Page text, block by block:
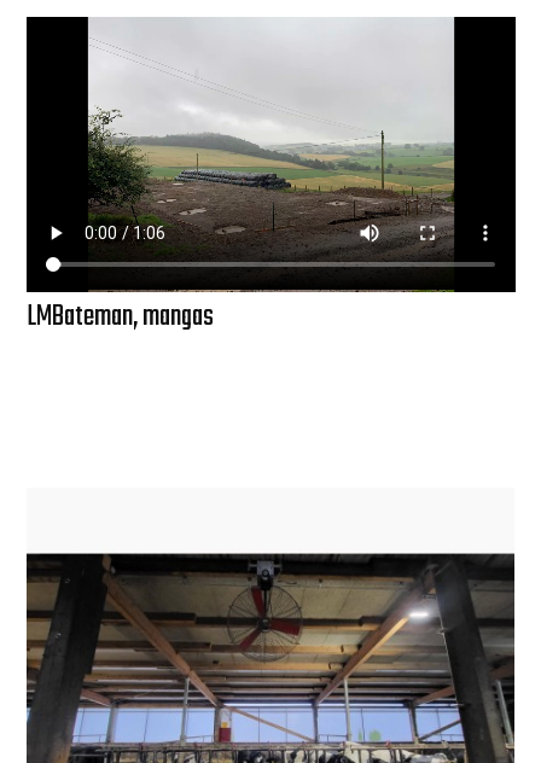
LMBateman, mangas